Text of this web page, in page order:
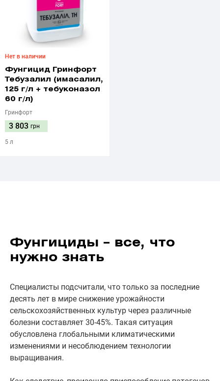
Нет в наличии
Фунгицид Гринфорт
Тебузалил (имасалил,
125 г/л + тебуконазол
60 г/л)
Гринфорт
3 803 грн
5 л
Фунгициды – все, что
нужно знать
Специалисты подсчитали, что только за последние
десять лет в мире снижение урожайности
сельскохозяйственных культур через различные
болезни составляет 30-45%. Такая ситуация
обусловлена глобальными климатическими
изменениями и несоблюдением технологии
выращивания.